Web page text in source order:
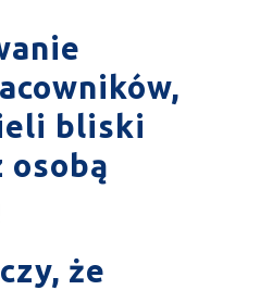
bliski
osobą
że